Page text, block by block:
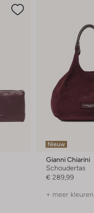
Nieuw
Gianni Chiarini
Schoudertas
€ 289,99
+ meer kleuren